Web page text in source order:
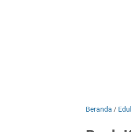
Beranda /